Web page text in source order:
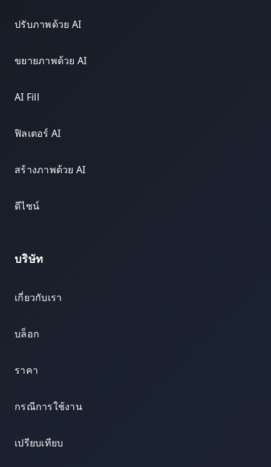
ปรับภาพด้วย AI
ขยายภาพด้วย AI
AI Fill
ฟิลเตอร์ AI
สร้างภาพด้วย AI
ดีไซน์
บริษัท
เกี่ยวกับเรา
บล็อก
ราคา
กรณีการใช้งาน
เปรียบเทียบ